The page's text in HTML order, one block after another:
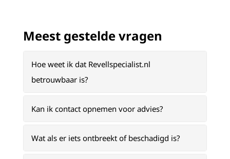
Meest gestelde vragen
Hoe weet ik dat Revellspecialist.nl
betrouwbaar is?
Kan ik contact opnemen voor advies?
Wat als er iets ontbreekt of beschadigd is?